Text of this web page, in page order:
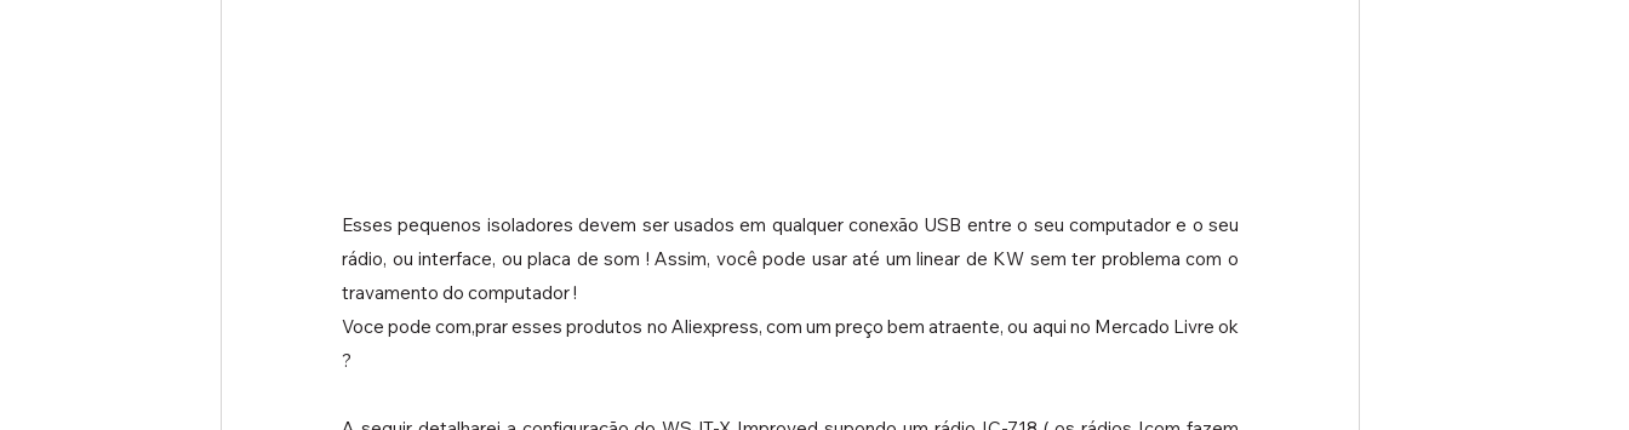
Esses pequenos isoladores devem ser usados em qualquer conexão USB entre o seu computador e o seu
rádio, ou interface, ou placa de som ! Assim, você pode usar até um linear de KW sem ter problema com o
travamento do computador !
Voce pode com,prar esses produtos no Aliexpress, com um preço bem atraente, ou aqui no Mercado Livre ok
?